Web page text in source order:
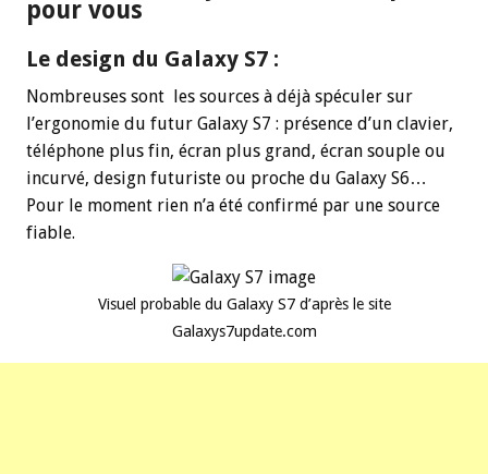
pour vous
Le design du Galaxy S7 :
Nombreuses sont les sources à déjà spéculer sur
l’ergonomie du futur Galaxy S7 : présence d’un clavier,
téléphone plus fin, écran plus grand, écran souple ou
incurvé, design futuriste ou proche du Galaxy S6…
Pour le moment rien n’a été confirmé par une source
fiable.
Visuel probable du Galaxy S7 d’après le site
Galaxys7update.com